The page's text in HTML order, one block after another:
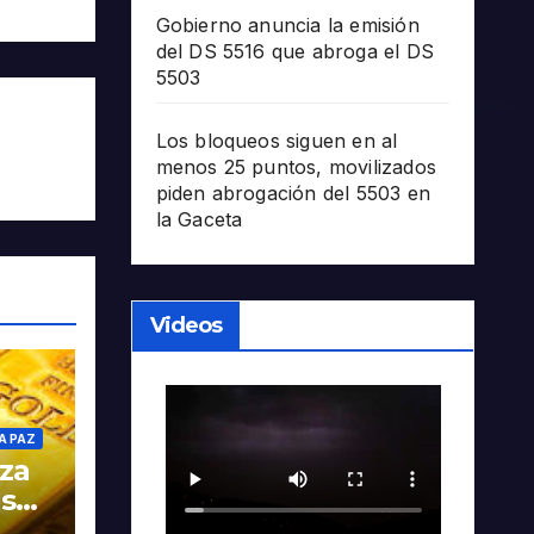
PAZ
Gobierno anuncia la emisión
del DS 5516 que abroga el DS
5503
Los bloqueos siguen en al
menos 25 puntos, movilizados
piden abrogación del 5503 en
la Gaceta
Videos